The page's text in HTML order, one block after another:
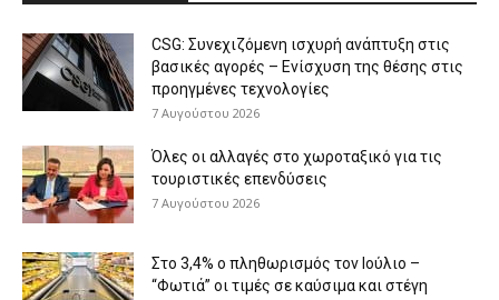
CSG: Συνεχιζόμενη ισχυρή ανάπτυξη στις
βασικές αγορές – Ενίσχυση της θέσης στις
προηγμένες τεχνολογίες
7 Αυγούστου 2026
Όλες οι αλλαγές στο χωροταξικό για τις
τουριστικές επενδύσεις
7 Αυγούστου 2026
Στο 3,4% ο πληθωρισμός τον Ιούλιο –
“Φωτιά” οι τιμές σε καύσιμα και στέγη